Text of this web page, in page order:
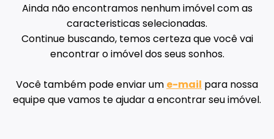
Ainda não encontramos nenhum imóvel com as
caracteristicas selecionadas.
Continue buscando, temos certeza que você vai
encontrar o imóvel dos seus sonhos.
Você também pode enviar um e-mail para nossa
equipe que vamos te ajudar a encontrar seu imóvel.